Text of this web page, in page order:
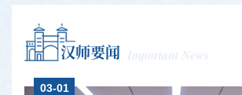
汉师要闻 Important News
03-01